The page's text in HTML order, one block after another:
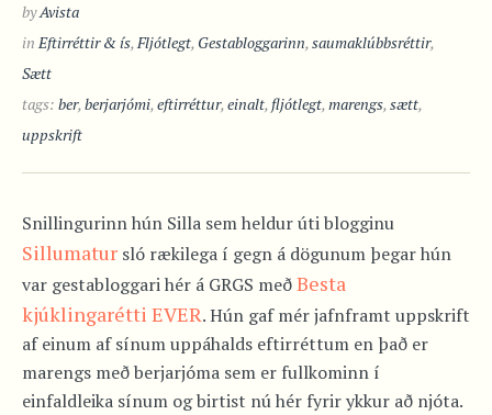
byAvista
in Eftirréttir & ís,Fljótlegt, Gestabloggarinn,saumaklúbbsréttir,
Sætt
tags: ber,berjarjómi,eftirréttur,einalt, fljótlegt,marengs,sætt,
uppskrift
Snillingurinn hún Silla sem heldur úti blogginu
Sillumatur sló rækilega í gegn á dögunum þegar hún
var gestabloggari hér á GRGS meðBesta
kjúklingarétti EVER. Hún gaf mér jafnframt uppskrift
af einum af sínum uppáhalds eftirréttum en það er
marengs með berjarjóma sem er fullkominn í
einfaldleika sínum og birtist nú hér fyrir ykkur að njóta.